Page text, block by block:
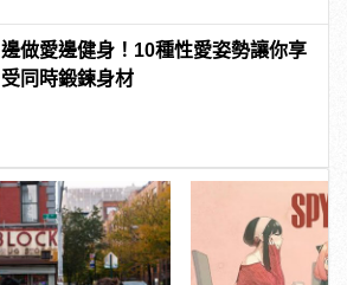
邊做愛邊健身！10種性愛姿勢讓你享
受同時鍛鍊身材